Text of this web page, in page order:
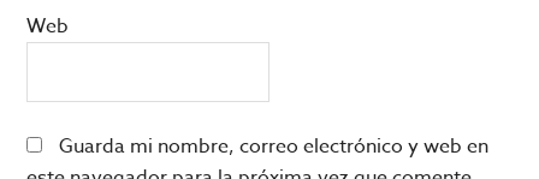
Web
Guarda mi nombre, correo electrónico y web en